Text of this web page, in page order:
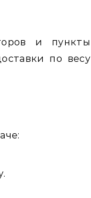
и пункты
по весу